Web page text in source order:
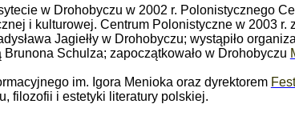
w Drohobyczu w 2002 r. Polonistycznego
i kulturowej. Centrum Polonistyczne w 2003
Jagiełły w Drohobyczu; wystąpiło
Schulza; zapoczątkowało w Drohobyczu
im. Igora Menioka oraz dyrektorem
filozofii i estetyki literatury polskiej.